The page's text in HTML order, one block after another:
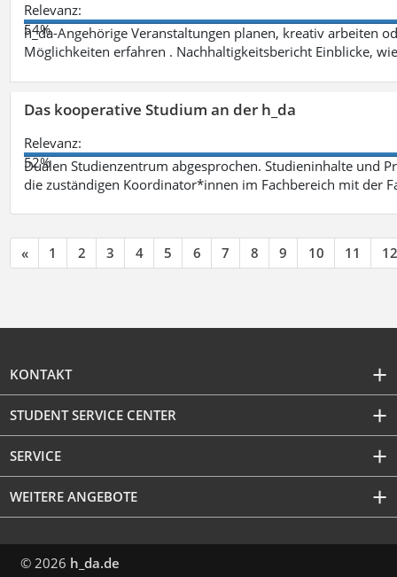
Relevanz:
54%
h_da-Angehörige Veranstaltungen planen, kreativ arbeiten
Möglichkeiten erfahren . Nachhaltigkeitsbericht Einblicke,
Das kooperative Studium an der h_da
Relevanz:
52%
Dualen Studienzentrum abgesprochen. Studieninhalte und
die zuständigen Koordinator*innen im Fachbereich mit der
« 1 2 3 4 5 6 7 8 9 10 11 12
KONTAKT
STUDENT SERVICE CENTER
SERVICE
WEITERE ANGEBOTE
© 2026 h_da.de